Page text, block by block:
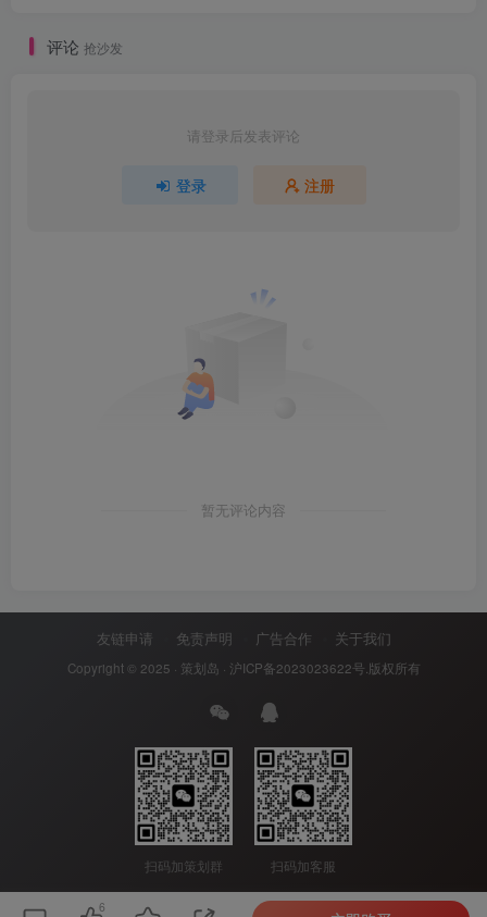
评论 抢沙发
请登录后发表评论
登录 注册
暂无评论内容
友链申请 免责声明 广告合作 关于我们
Copyright © 2025 · 策划岛 · 沪ICP备2023023622号 .版权所有
扫码加策划群 扫码加客服
6